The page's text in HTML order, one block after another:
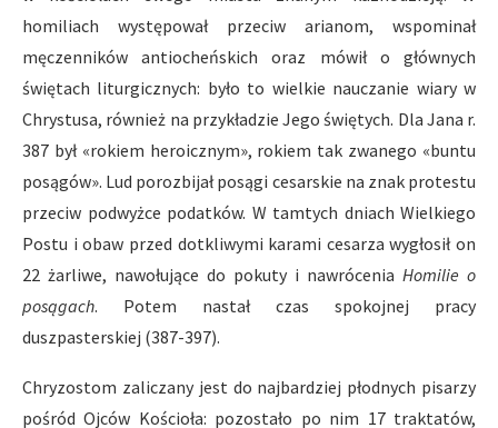
homiliach występował przeciw arianom, wspominał
męczenników antiocheńskich oraz mówił o głównych
świętach liturgicznych: było to wielkie nauczanie wiary w
Chrystusa, również na przykładzie Jego świętych. Dla Jana r.
387 był «rokiem heroicznym», rokiem tak zwanego «buntu
posągów». Lud porozbijał posągi cesarskie na znak protestu
przeciw podwyżce podatków. W tamtych dniach Wielkiego
Postu i obaw przed dotkliwymi karami cesarza wygłosił on
22 żarliwe, nawołujące do pokuty i nawrócenia Homilie o
posągach. Potem nastał czas spokojnej pracy
duszpasterskiej (387-397).
Chryzostom zaliczany jest do najbardziej płodnych pisarzy
pośród Ojców Kościoła: pozostało po nim 17 traktatów,